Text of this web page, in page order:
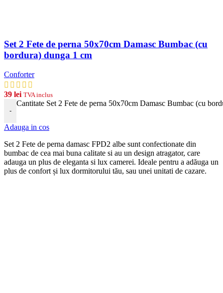
Set 2 Fete de perna 50x70cm Damasc Bumbac (cu
bordura) dunga 1 cm
Conforter
39 lei TVA inclus
-
Cantitate Set 2 Fete de perna 50x70cm Damasc Bumbac (cu
Adauga in cos
Set 2 Fete de perna damasc FPD2 albe sunt confectionate din
bumbac de cea mai buna calitate si au un design atragator, care
adauga un plus de eleganta si lux camerei. Ideale pentru a adăuga un
plus de confort și lux dormitorului tău, sau unei unitati de cazare.